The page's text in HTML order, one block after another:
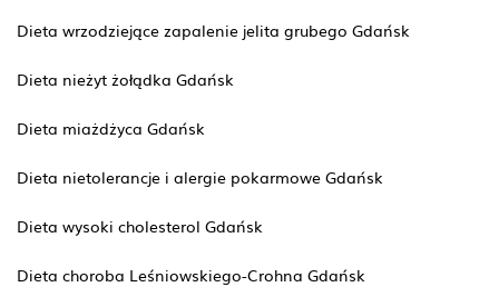
Dieta wrzodziejące zapalenie jelita grubego Gdańsk
Dieta nieżyt żołądka Gdańsk
Dieta miażdżyca Gdańsk
Dieta nietolerancje i alergie pokarmowe Gdańsk
Dieta wysoki cholesterol Gdańsk
Dieta choroba Leśniowskiego-Crohna Gdańsk